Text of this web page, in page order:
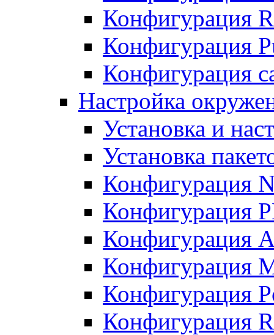
Конфигурация
Конфигурация
Конфигурация
Настройка
Установка и
Установка
Конфигурация
Конфигурация
Конфигурация
Конфигурация
Конфигурация
Конфигурация